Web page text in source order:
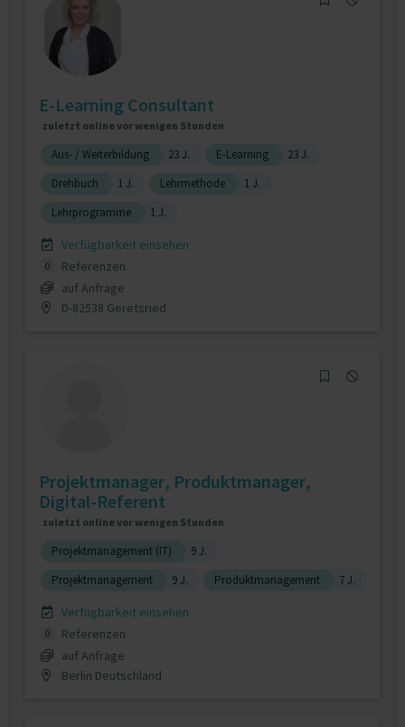
E-Learning Consultant
zuletzt online vor wenigen Stunden
Aus- / Weiterbildung 23 J. E-Learning
23 J.
Drehbuch
1 J. Lehrmethode
1 J.
Lehrprogramme
1 J.
Verfügbarkeit einsehen
0
Referenzen
auf Anfrage
D-82538 Geretsried
Projektmanager, Produktmanager,
Digital-Referent
zuletzt online vor wenigen Stunden
Projektmanagement (IT)
9 J.
Projektmanagement
9 J. Produktmanagement 7 J.
Verfügbarkeit einsehen
0
Referenzen
auf Anfrage
Berlin Deutschland